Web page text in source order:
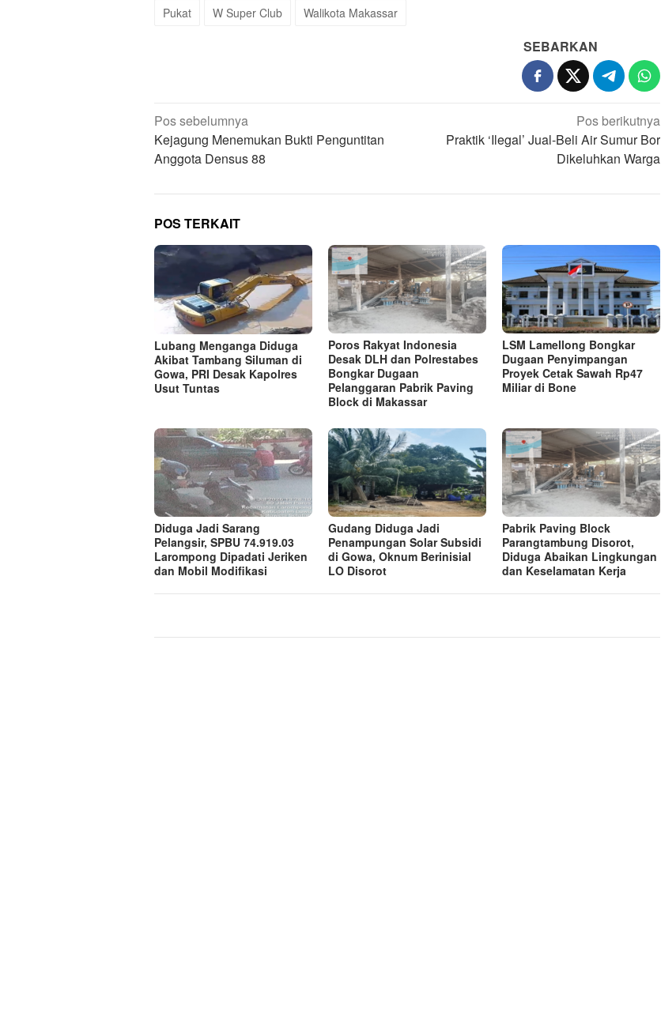
Pukat
W Super Club Walikota Makassar
SEBARKAN
Navigasi
pos
Pos sebelumnya
Kejagung Menemukan Bukti Penguntitan
Anggota Densus 88
Pos berikutnya
Praktik ‘Ilegal’ Jual-Beli Air Sumur Bor
Dikeluhkan Warga
POS TERKAIT
Lubang Menganga Diduga
Akibat Tambang Siluman di
Gowa, PRI Desak Kapolres
Usut Tuntas
Poros Rakyat Indonesia
Desak DLH dan Polrestabes
Bongkar Dugaan
Pelanggaran Pabrik Paving
Block di Makassar
LSM Lamellong Bongkar
Dugaan Penyimpangan
Proyek Cetak Sawah Rp47
Miliar di Bone
Diduga Jadi Sarang
Pelangsir, SPBU 74.919.03
Larompong Dipadati Jeriken
dan Mobil Modifikasi
Gudang Diduga Jadi
Penampungan Solar Subsidi
di Gowa, Oknum Berinisial
LO Disorot
Pabrik Paving Block
Parangtambung Disorot,
Diduga Abaikan Lingkungan
dan Keselamatan Kerja